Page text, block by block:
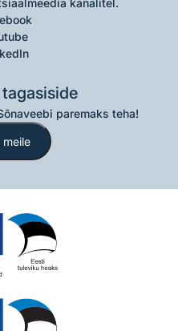
kanalitel.
paremaks teha!
meile